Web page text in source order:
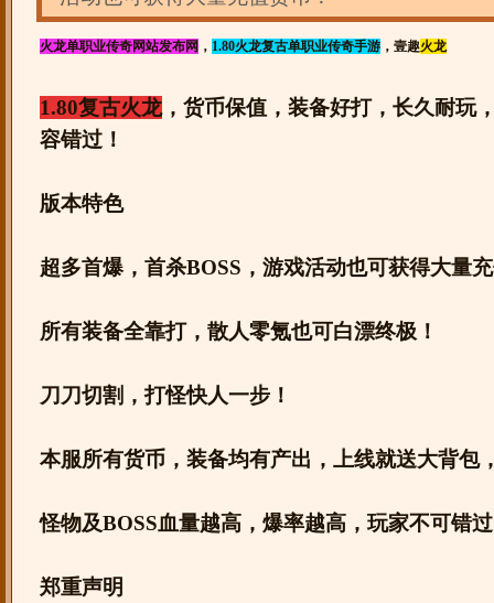
火龙单职业传奇网站发布网 ， 1.80火龙复古单职业传奇手游，壹趣火龙
1.80复古火龙，货币保值，装备好打，长久耐玩
容错过！
版本特色
超多首爆，首杀BOSS，游戏活动也可获得大量
所有装备全靠打，散人零氪也可白漂终极！
刀刀切割，打怪快人一步！
本服所有货币，装备均有产出，上线就送大背包
怪物及BOSS血量越高，爆率越高，玩家不可错
郑重声明